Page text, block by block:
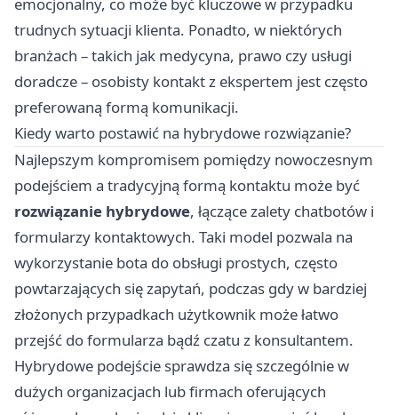
trudnych sytuacji klienta. Ponadto, w niektórych
branżach – takich jak medycyna, prawo czy usługi
doradcze – osobisty kontakt z ekspertem jest często
preferowaną formą komunikacji.
Kiedy warto postawić na hybrydowe rozwiązanie?
Najlepszym kompromisem pomiędzy nowoczesnym
podejściem a tradycyjną formą kontaktu może być
rozwiązanie hybrydowe, łączące zalety chatbotów i
formularzy kontaktowych. Taki model pozwala na
wykorzystanie bota do obsługi prostych, często
powtarzających się zapytań, podczas gdy w bardziej
złożonych przypadkach użytkownik może łatwo
przejść do formularza bądź czatu z konsultantem.
Hybrydowe podejście sprawdza się szczególnie w
dużych organizacjach lub firmach oferujących